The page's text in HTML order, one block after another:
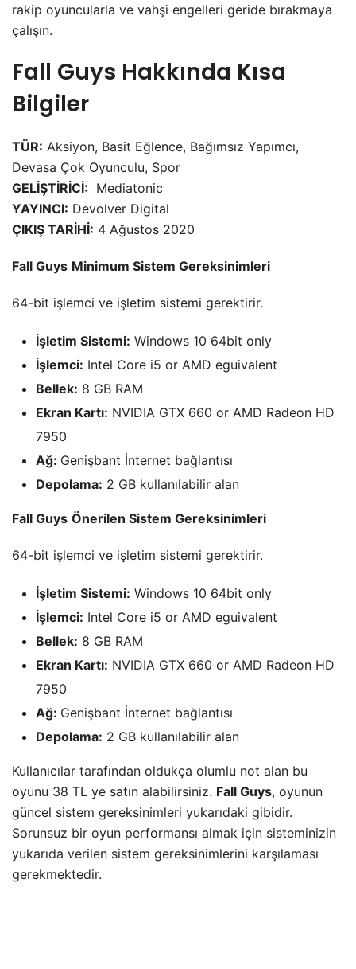
rakip oyuncularla ve vahşi engelleri geride bırakmaya
çalışın.
Fall Guys Hakkında Kısa
Bilgiler
TÜR: Aksiyon, Basit Eğlence, Bağımsız Yapımcı,
Devasa Çok Oyunculu, Spor
GELİŞTİRİCİ: Mediatonic
YAYINCI: Devolver Digital
ÇIKIŞ TARİHİ: 4 Ağustos 2020
Fall Guys Minimum Sistem Gereksinimleri
64-bit işlemci ve işletim sistemi gerektirir.
İşletim Sistemi: Windows 10 64bit only
İşlemci: Intel Core i5 or AMD eguivalent
Bellek: 8 GB RAM
Ekran Kartı: NVIDIA GTX 660 or AMD Radeon HD
7950
Ağ: Genişbant İnternet bağlantısı
Depolama: 2 GB kullanılabilir alan
Fall Guys Önerilen Sistem Gereksinimleri
64-bit işlemci ve işletim sistemi gerektirir.
İşletim Sistemi: Windows 10 64bit only
İşlemci: Intel Core i5 or AMD eguivalent
Bellek: 8 GB RAM
Ekran Kartı: NVIDIA GTX 660 or AMD Radeon HD
7950
Ağ: Genişbant İnternet bağlantısı
Depolama: 2 GB kullanılabilir alan
Kullanıcılar tarafından oldukça olumlu not alan bu
oyunu 38 TL ye satın alabilirsiniz. Fall Guys, oyunun
güncel sistem gereksinimleri yukarıdaki gibidir.
Sorunsuz bir oyun performansı almak için sisteminizin
yukarıda verilen sistem gereksinimlerini karşılaması
gerekmektedir.